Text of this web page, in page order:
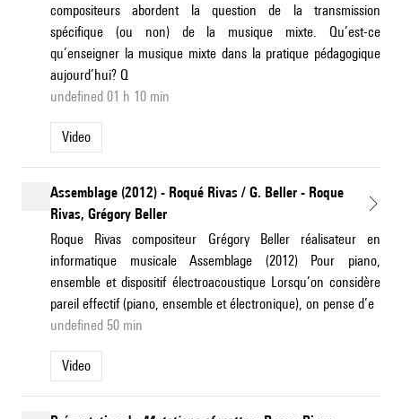
compositeurs abordent la question de la transmission
spécifique (ou non) de la musique mixte. Qu’est-ce
qu’enseigner la musique mixte dans la pratique pédagogique
aujourd’hui? Q
undefined 01 h 10 min
Video
Assemblage (2012) - Roqué Rivas / G. Beller - Roque
Rivas, Grégory Beller
Roque Rivas compositeur Grégory Beller réalisateur en
informatique musicale Assemblage (2012) Pour piano,
ensemble et dispositif électroacoustique Lorsqu’on considère
pareil effectif (piano, ensemble et électronique), on pense d’e
undefined 50 min
Video